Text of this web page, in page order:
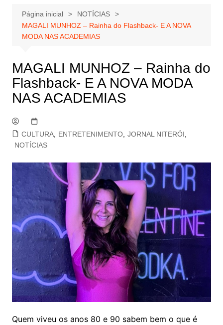
Página inicial
NOTÍCIAS
MAGALI MUNHOZ – Rainha do Flashback- E A NOVA
MODA NAS ACADEMIAS
MAGALI MUNHOZ – Rainha do
Flashback- E A NOVA MODA
NAS ACADEMIAS
CULTURA, ENTRETENIMENTO, JORNAL NITERÓI
NOTÍCIAS
Quem viveu os anos 80 e 90 sabem bem o que é